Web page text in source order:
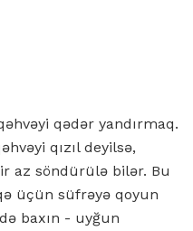
qədər yandırmaq.
qızıl deyilsə,
az söndürülə bilər. Bu
üçün süfrəyə qoyun
baxın - uyğun